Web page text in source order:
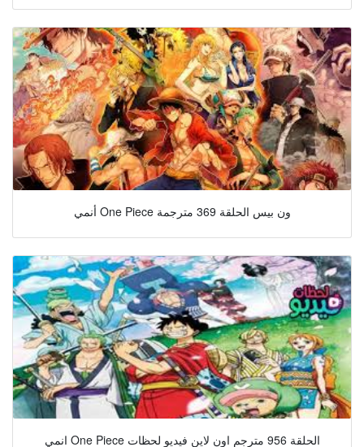
أنمي One Piece ون بيس الحلقة 369 مترجمة
انمي One Piece الحلقة 956 مترجم اون لاين فيديو لحظات